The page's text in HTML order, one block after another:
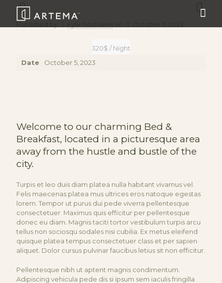
320$ / Night
Date
October 5, 2023
Welcome to our charming Bed &
Breakfast, located in a picturesque area
away from the hustle and bustle of the
city.
Turpis et leo duis diam platea nulla habitant vivamus vel.
Felis maecenas platea mus ultrices eros natoque egestas
lorem. Tempor ut purus dui pede viverra pellentesque
consectetuer. Maximus quis efficitur per pellentesque
donec eu diam. Magnis taciti tortor vestibulum turpis arcu
tellus non sociosqu sodales nisi cubilia. Ex metus eleifend
quisque platea tempus consectetuer class et per sapien
aliquet. Dolor cursus pulvinar faucibus letius sit non efficitur.
Pellentesque nibh ut aptent magnis condimentum.
Adipiscing vehicula pede dis si ipsum sem iaculis fringilla